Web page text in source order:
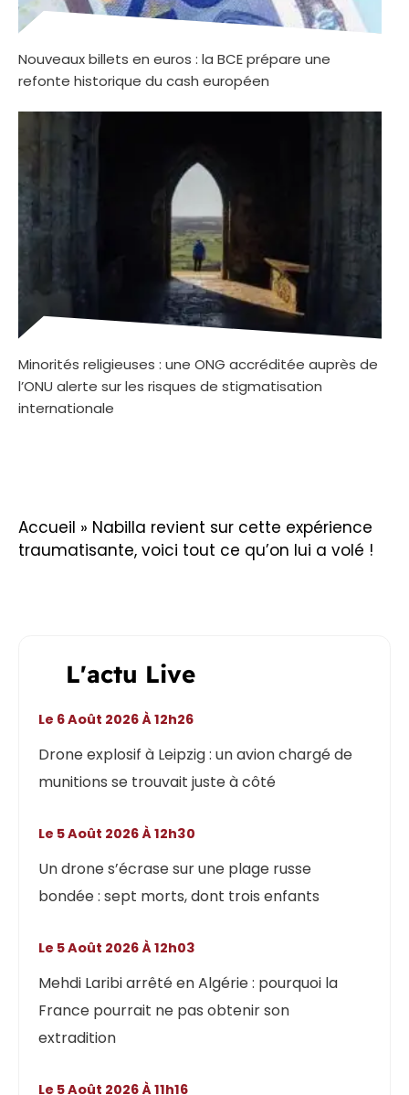
Nouveaux billets en euros : la BCE prépare une
refonte historique du cash européen
Minorités religieuses : une ONG accréditée auprès de
l’ONU alerte sur les risques de stigmatisation
internationale
Accueil » Nabilla revient sur cette expérience
traumatisante, voici tout ce qu’on lui a volé !
L'actu Live
Drone explosif à Leipzig : un avion chargé de
munitions se trouvait juste à côté
Le 6 Août 2026 À 12h26
Un drone s’écrase sur une plage russe
bondée : sept morts, dont trois enfants
Le 5 Août 2026 À 12h30
Mehdi Laribi arrêté en Algérie : pourquoi la
France pourrait ne pas obtenir son
extradition
Le 5 Août 2026 À 12h03
Le 5 Août 2026 À 11h16